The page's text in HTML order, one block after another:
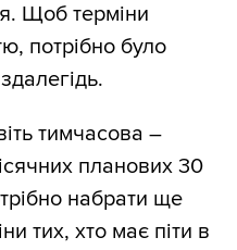
Щоб терміни
потрібно було
тимчасова –
планових 30
набрати ще
тих, хто має піти в